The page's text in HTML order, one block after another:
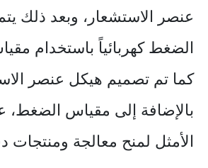
عنصر الاستشعار، وبعد ذلك
الضغط كهربائياً باستخدام
كما تم تصميم هيكل عنصر
بالإضافة إلى مقياس الضغط،
الأمثل لمنح معالجة ومنتجات